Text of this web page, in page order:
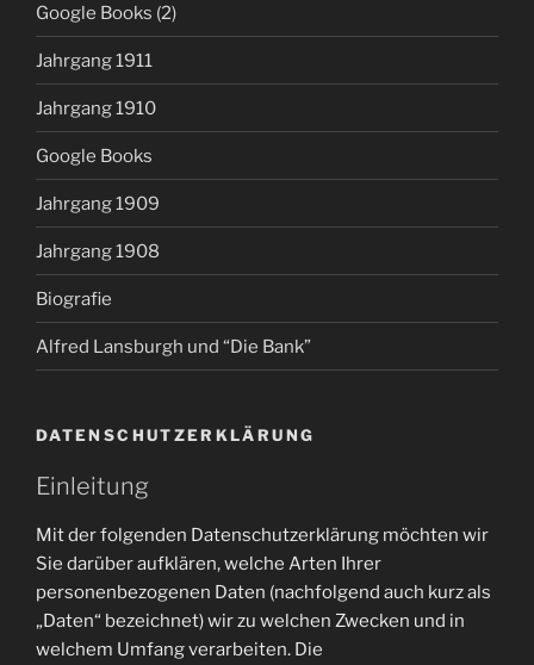
Google Books (2)
Jahrgang 1911
Jahrgang 1910
Google Books
Jahrgang 1909
Jahrgang 1908
Biografie
Alfred Lansburgh und “Die Bank”
DATENSCHUTZERKLÄRUNG
Einleitung
Mit der folgenden Datenschutzerklärung möchten wir
Sie darüber aufklären, welche Arten Ihrer
personenbezogenen Daten (nachfolgend auch kurz als
„Daten“ bezeichnet) wir zu welchen Zwecken und in
welchem Umfang verarbeiten. Die